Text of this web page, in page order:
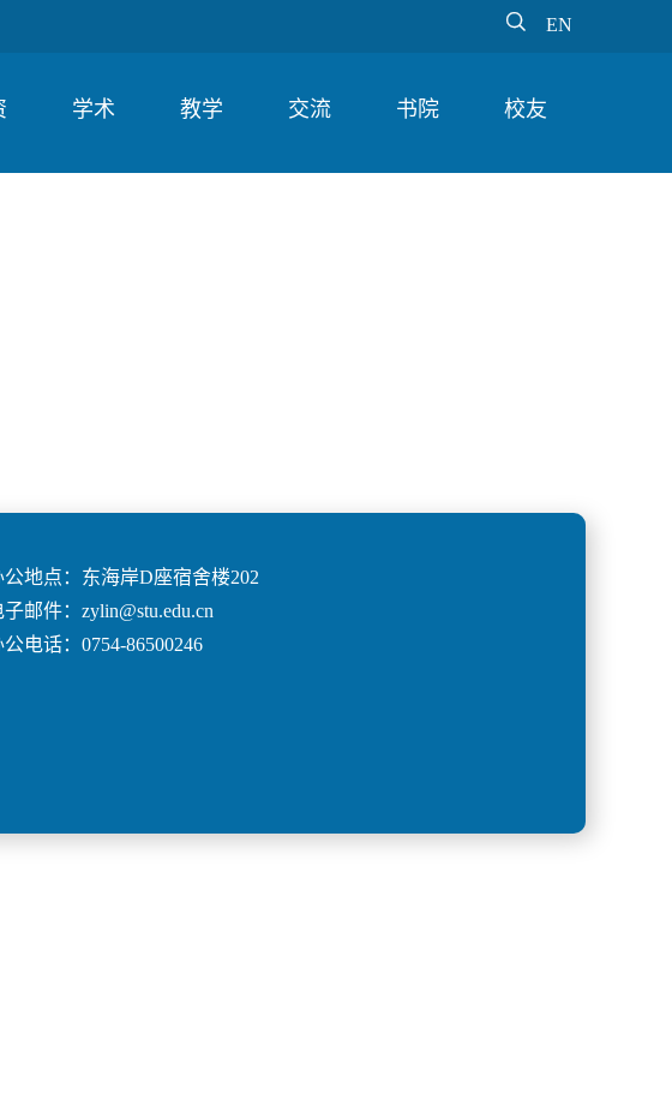
 EN
学术 教学 交流 书院 校友
公地点：东海岸D座宿舍楼202
子邮件：zylin@stu.edu.cn
公电话：0754-86500246